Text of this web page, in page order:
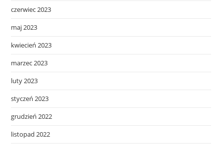
czerwiec 2023
maj 2023
kwiecień 2023
marzec 2023
luty 2023
styczeń 2023
grudzień 2022
listopad 2022